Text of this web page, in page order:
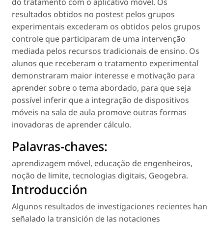
resultados obtidos no postest pelos grupos
experimentais excederam os obtidos pelos grupos
controle que participaram de uma intervenção
mediada pelos recursos tradicionais de ensino. Os
alunos que receberam o tratamento experimental
demonstraram maior interesse e motivação para
aprender sobre o tema abordado, para que seja
possível inferir que a integração de dispositivos
móveis na sala de aula promove outras formas
inovadoras de aprender cálculo.
Palavras-chaves:
aprendizagem móvel, educação de engenheiros,
noção de limite, tecnologias digitais, Geogebra.
Introducción
Algunos resultados de investigaciones recientes han
señalado la transición de las notaciones